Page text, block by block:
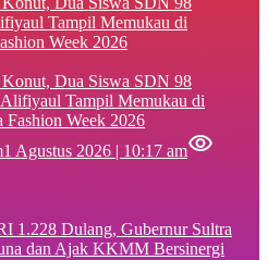
Dua Siswa SDN 98
Tampil Memukau di
Week 2026
1 Agustus 2026 | 10:17 am
1.228 Dulang, Gubernur Sultra
dan Ajak KKMM Bersinergi